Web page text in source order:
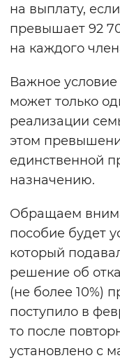
на выплату,
превышает 92
на каждого
Важное
может только
реализации
этом
единственной
назначению.
Обращаем
пособие будет
который
решение об
(не более 10%)
поступило в
то после
установлено с